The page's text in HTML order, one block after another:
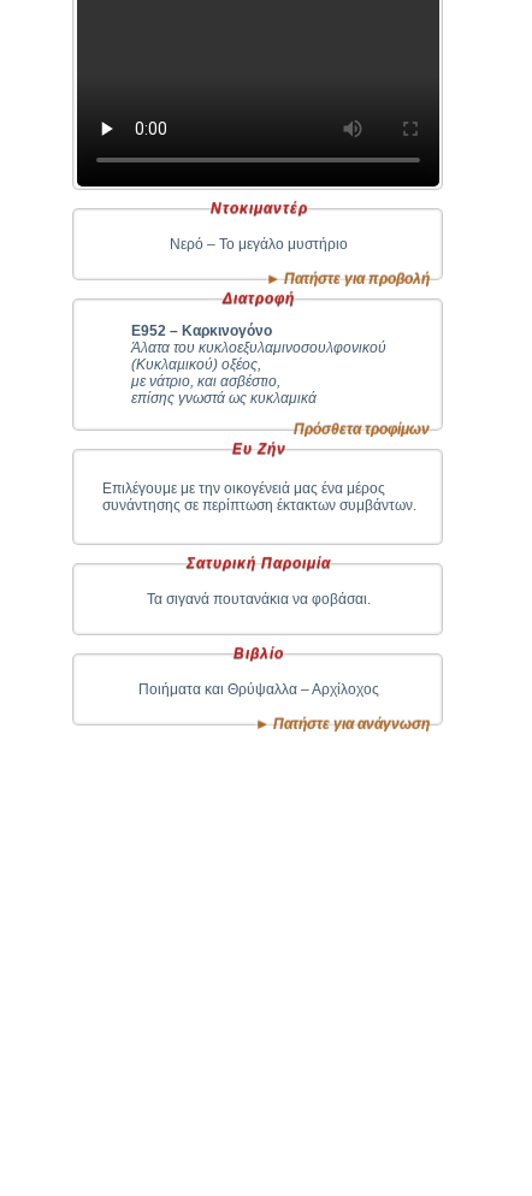
Ντοκιμαντέρ
► Πατήστε για προβολή
Νερό – Το μεγάλο μυστήριο
Διατροφή
Πρόσθετα τροφίμων
Ε952 – Καρκινογόνο
Άλατα του κυκλοεξυλαμινοσουλφονικού
(Κυκλαµικού) οξέος,
με νάτριο, και ασβέστιο,
επίσης γνωστά ως κυκλαμικά
Ευ Ζήν
Επιλέγουμε με την οικογένειά μας ένα μέρος
συνάντησης σε περίπτωση έκτακτων συμβάντων.
Σατυρική Παροιμία
Τα σιγανά πουτανάκια να φοβάσαι.
Βιβλίο
► Πατήστε για ανάγνωση
Ποιήματα και Θρύψαλλα – Αρχίλοχος